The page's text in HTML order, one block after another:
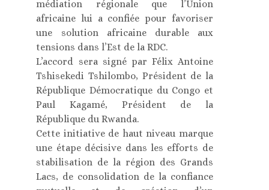
médiation régionale que l’Union
africaine lui a confiée pour favoriser
une solution africaine durable aux
tensions dans l’Est de la RDC.
L’accord sera signé par Félix Antoine
Tshisekedi Tshilombo, Président de la
République Démocratique du Congo et
Paul Kagamé, Président de la
République du Rwanda.
Cette initiative de haut niveau marque
une étape décisive dans les efforts de
stabilisation de la région des Grands
Lacs, de consolidation de la confiance